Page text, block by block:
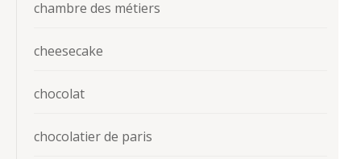
chambre des métiers
cheesecake
chocolat
chocolatier de paris